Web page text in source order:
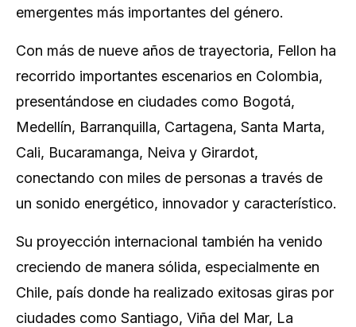
emergentes más importantes del género.
Con más de nueve años de trayectoria, Fellon ha
recorrido importantes escenarios en Colombia,
presentándose en ciudades como Bogotá,
Medellín, Barranquilla, Cartagena, Santa Marta,
Cali, Bucaramanga, Neiva y Girardot,
conectando con miles de personas a través de
un sonido energético, innovador y característico.
Su proyección internacional también ha venido
creciendo de manera sólida, especialmente en
Chile, país donde ha realizado exitosas giras por
ciudades como Santiago, Viña del Mar, La